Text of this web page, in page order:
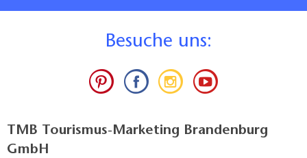
Besuche uns:
TMB Tourismus-Marketing Brandenburg
GmbH